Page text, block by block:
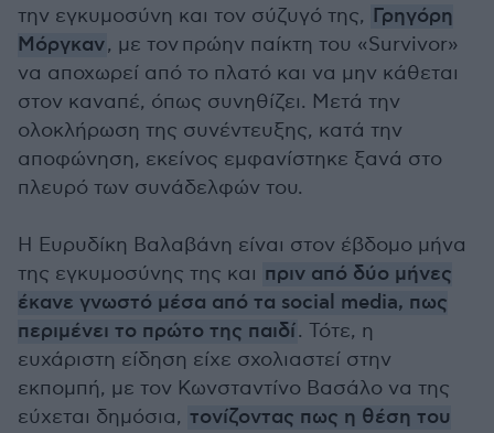
την εγκυμοσύνη και τον σύζυγό της, Γρηγόρη
Μόργκαν, με τον πρώην παίκτη του «Survivor»
να αποχωρεί από το πλατό και να μην κάθεται
στον καναπέ, όπως συνηθίζει. Μετά την
ολοκλήρωση της συνέντευξης, κατά την
αποφώνηση, εκείνος εμφανίστηκε ξανά στο
πλευρό των συνάδελφών του.
Η Ευρυδίκη Βαλαβάνη είναι στον έβδομο μήνα
της εγκυμοσύνης της και πριν από δύο μήνες
έκανε γνωστό μέσα από τα social media, πως
περιμένει το πρώτο της παιδί. Τότε, η
ευχάριστη είδηση είχε σχολιαστεί στην
εκπομπή, με τον Κωνσταντίνο Βασάλο να της
εύχεται δημόσια, τονίζοντας πως η θέση του